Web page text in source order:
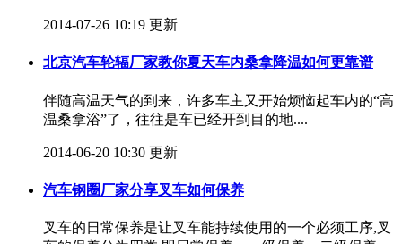
2014-07-26 10:19 更新
北京汽车轮辐厂家教你夏天车内桑拿降温如何更靠谱
伴随高温天气的到来，许多车主又开始烦恼起车内的“高
温桑拿浴”了，往往是车已经开到目的地....
2014-06-20 10:30 更新
汽车钢圈厂家分享叉车如何保养
叉车的日常保养是让叉车能持续使用的一个必须工序,叉